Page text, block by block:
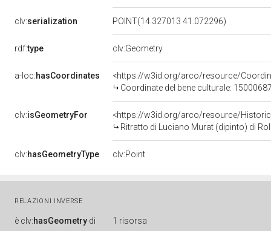
clv:serialization POINT(14.327013 41.072296)
rdf:type clv:Geometry
a-loc:hasCoordinates
<https://w3id.org/arco/resource/
Coordinate del bene culturale:
clv:isGeometryFor
<https://w3id.org/arco/resource/
Ritratto di Luciano Murat (dipinto) di
clv:hasGeometryType clv:Point
RELAZIONI INVERSE
è clv:hasGeometry di 1 risorsa